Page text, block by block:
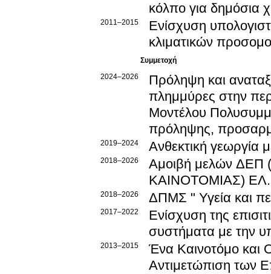
κόλπο για δημόσια
2011–2015
Ενίσχυση
κλιματικών
Συμμετοχή
2024–2026
Πρόληψη και
πλημμύρες στην
Μοντέλου
πρόληψης,
2019–2024 Ανθεκτική γεωργία
2018–2026
Αμοιβή μελών
ΚΑΙΝΟΤΟΜΙΑΣ)
2018–2026 ΔΠΜΣ " Υγεία και
2017–2022
Ενίσχυση της
συστήματα με την
2013–2015
Ένα Καινοτόμο και
Αντιμετώπιση των